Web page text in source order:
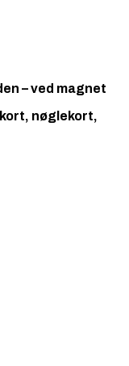
– ved magnet
nøglekort,